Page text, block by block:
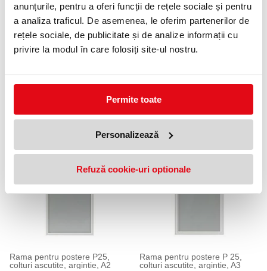
anunțurile, pentru a oferi funcții de rețele sociale și pentru
a analiza traficul. De asemenea, le oferim partenerilor de
rețele sociale, de publicitate și de analize informații cu
privire la modul în care folosiți site-ul nostru.
Permite toate
Personalizează
Refuză cookie-uri optionale
Rama pentru postere P25,
colturi ascutite, argintie, A0
colturi ascutite, argintie, A1
186,72 lei
Rama pentru postere P25,
colturi ascutite, argintie, A2
Rama pentru postere P 25,
colturi ascutite, argintie, A3